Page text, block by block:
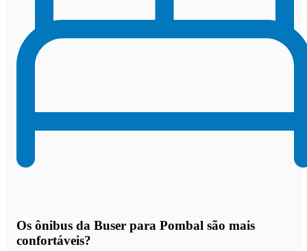
Os ônibus da Buser para Pombal são mais
confortáveis?